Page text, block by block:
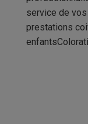
service de
prestations